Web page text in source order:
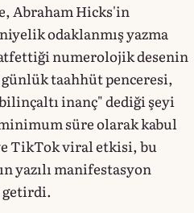
Abraham Hicks'in
odaklanmış yazma
numerolojik desenin
günlük taahhüt penceresi,
inanç" dediği şeyi
süre olarak kabul
TikTok viral etkisi, bu
yazılı manifestasyon